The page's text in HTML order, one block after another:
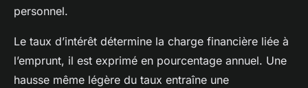
personnel.
Le taux d’intérêt détermine la charge financière liée à
l’emprunt, il est exprimé en pourcentage annuel. Une
hausse même légère du taux entraîne une